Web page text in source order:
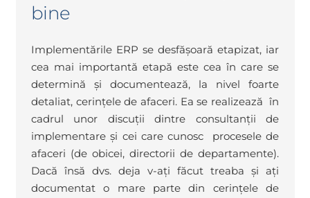
bine
Implementările ERP se desfășoară etapizat, iar
cea mai importantă etapă este cea în care se
determină și documentează, la nivel foarte
detaliat, cerințele de afaceri. Ea se realizează în
cadrul unor discuții dintre consultanții de
implementare și cei care cunosc procesele de
afaceri (de obicei, directorii de departamente).
Dacă însă dvs. deja v-ați făcut treaba și ați
documentat o mare parte din cerințele de